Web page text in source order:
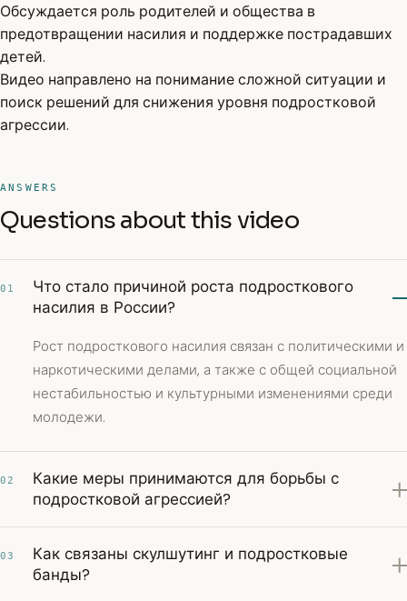
Обсуждается роль родителей и общества в
предотвращении насилия и поддержке пострадавших
детей.
Видео направлено на понимание сложной ситуации и
поиск решений для снижения уровня подростковой
агрессии.
ANSWERS
Questions about this video
01
Что стало причиной роста подросткового
насилия в России?
Рост подросткового насилия связан с политическими и
наркотическими делами, а также с общей социальной
нестабильностью и культурными изменениями среди
молодежи.
02
Какие меры принимаются для борьбы с
подростковой агрессией?
03
Как связаны скулшутинг и подростковые
банды?